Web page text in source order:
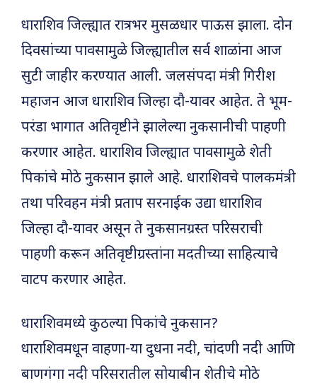
धाराशिव जिल्ह्यात रात्रभर मुसळधार पाऊस झाला. दोन
दिवसांच्या पावसामुळे जिल्ह्यातील सर्व शाळांना आज
सुटी जाहीर करण्यात आली. जलसंपदा मंत्री गिरीश
महाजन आज धाराशिव जिल्हा दौ-यावर आहेत. ते भूम-
परंडा भागात अतिवृष्टीने झालेल्या नुकसानीची पाहणी
करणार आहेत. धाराशिव जिल्ह्यात पावसामुळे शेती
पिकांचे मोठे नुकसान झाले आहे. धाराशिवचे पालकमंत्री
तथा परिवहन मंत्री प्रताप सरनाईक उद्या धाराशिव
जिल्हा दौ-यावर असून ते नुकसानग्रस्त परिसराची
पाहणी करून अतिवृष्टीग्रस्तांना मदतीच्या साहित्याचे
वाटप करणार आहेत.
धाराशिवमध्ये कुठल्या पिकांचे नुकसान?
धाराशिवमधून वाहणा-या दुधना नदी, चांदणी नदी आणि
बाणगंगा नदी परिसरातील सोयाबीन शेतीचे मोठे